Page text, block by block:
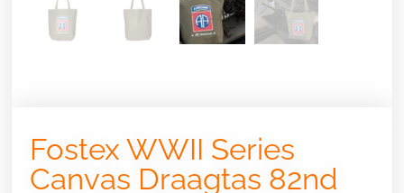
Fostex WWII Series
Canvas Draagtas 82nd